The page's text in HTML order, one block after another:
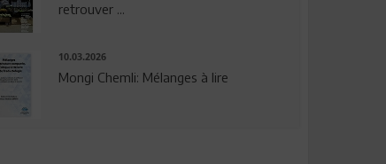
retrouver ...
10.03.2026
Mongi Chemli: Mélanges à lire